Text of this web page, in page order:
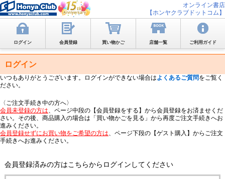
オンライン書店
【ホンヤクラブドットコム】
ログイン 会員登録 買い物かご 店舗一覧 ご利用ガイド
ログイン
いつもありがとうございます。ログインができない場合はよくあるご質問をご覧く
ださい。
〈ご注文手続き中の方へ〉
会員未登録の方は、ページ中段の【会員登録をする】から会員登録をお済ませくだ
さい。その後、商品購入の場合は「買い物かごを見る」から再度ご注文手続きへお
進みください。
会員登録せずにお買い物をご希望の方は、ページ下段の【ゲスト購入】からご注文
手続きへお進みください。
会員登録済みの方はこちらからログインしてください